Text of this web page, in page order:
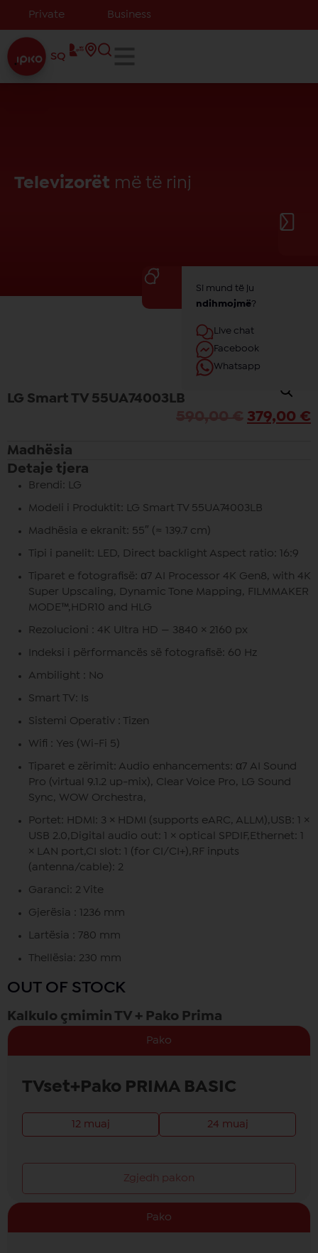
Private Business
SQ
Televizorët më të rinj
LG Smart TV 55UA74003LB
379,00 €
Madhësia
Detaje tjera
Brendi: LG
Modeli i Produktit: LG Smart TV 55UA74003LB
Madhësia e ekranit: 55″ (≈ 139.7 cm)
Tipi i panelit: LED, Direct backlight Aspect ratio: 16:9
Tiparet e fotografisë: α7 AI Processor 4K Gen8, with 4K
Super Upscaling, Dynamic Tone Mapping, FILMMAKER
MODE™,HDR10 and HLG
Rezolucioni : 4K Ultra HD — 3840 × 2160 px
Indeksi i përformancës së fotografisë: 60 Hz
Ambilight : No
Smart TV: Is
Sistemi Operativ : Tizen
Wifi : Yes (Wi-Fi 5)
Tiparet e zërimit: Audio enhancements: α7 AI Sound
Pro (virtual 9.1.2 up-mix), Clear Voice Pro, LG Sound
Sync, WOW Orchestra,
Portet: HDMI: 3 × HDMI (supports eARC, ALLM),USB: 1 ×
USB 2.0,Digital audio out: 1 × optical SPDIF,Ethernet: 1
× LAN port,CI slot: 1 (for CI/CI+),RF inputs
(antenna/cable): 2
Garanci: 2 Vite
Gjerësia : 1236 mm
Lartësia : 780 mm
Thellësia: 230 mm
OUT OF STOCK
Kalkulo çmimin TV + Pako Prima
Pako
TVset+Pako PRIMA BASIC
12 muaj 24 muaj
Zgjedh pakon
Pako
Si mund të ju
ndihmojmë?
Live chat
Facebook
Whatsapp